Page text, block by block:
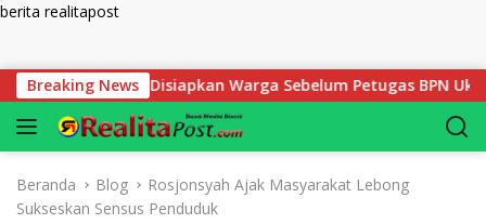
berita realitapost
Breaking News
Harus Disiapkan Warga Sebelum Petugas BPN Ukur
Beranda Blog
Rosjonsyah Ajak Masyarakat Lebong
Sukseskan Sensus Penduduk